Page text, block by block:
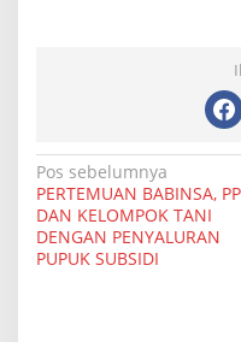
N
a
v
Pos sebelumnya
PERTEMUAN BABINSA,
DAN KELOMPOK TANI
DENGAN PENYALURAN
PUPUK SUBSIDI